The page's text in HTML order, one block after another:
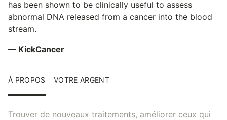
has been shown to be clinically useful to assess
abnormal DNA released from a cancer into the blood
stream.
— KickCancer
À PROPOS VOTRE ARGENT
Trouver de nouveaux traitements, améliorer ceux qui